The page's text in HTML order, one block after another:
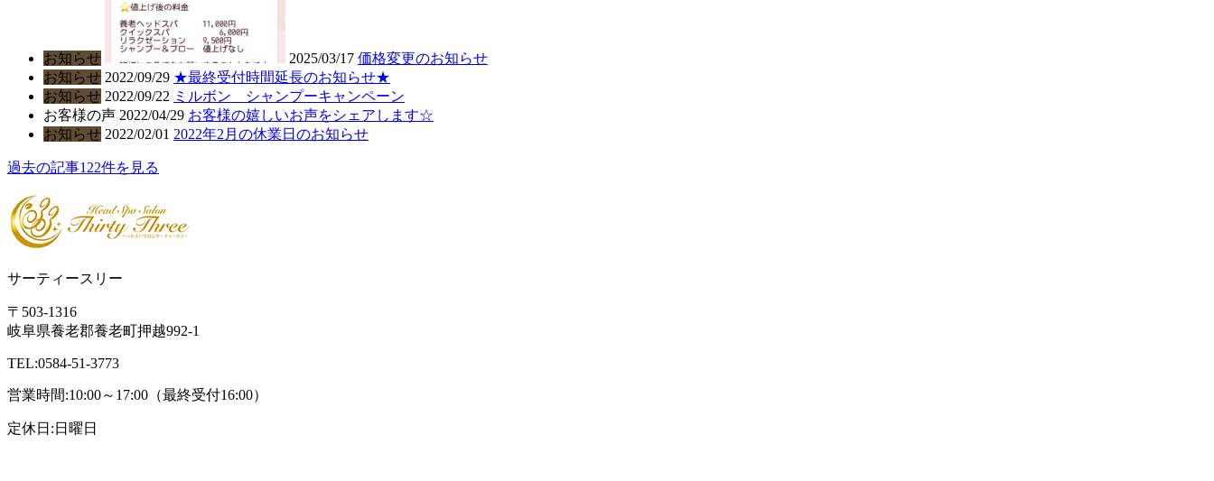
お知らせ 2025/03/17 価格変更のお知らせ
お知らせ 2022/09/29 ★最終受付時間延長のお知らせ★
お知らせ 2022/09/22 ミルボン シャンプーキャンペーン
お客様の声 2022/04/29 お客様の嬉しいお声をシェアします☆
お知らせ 2022/02/01 2022年2月の休業日のお知らせ
過去の記事122件を見る
サーティースリー
〒503-1316
岐阜県養老郡養老町押越992-1
TEL:0584-51-3773
営業時間:10:00～17:00（最終受付16:00）
定休日:日曜日